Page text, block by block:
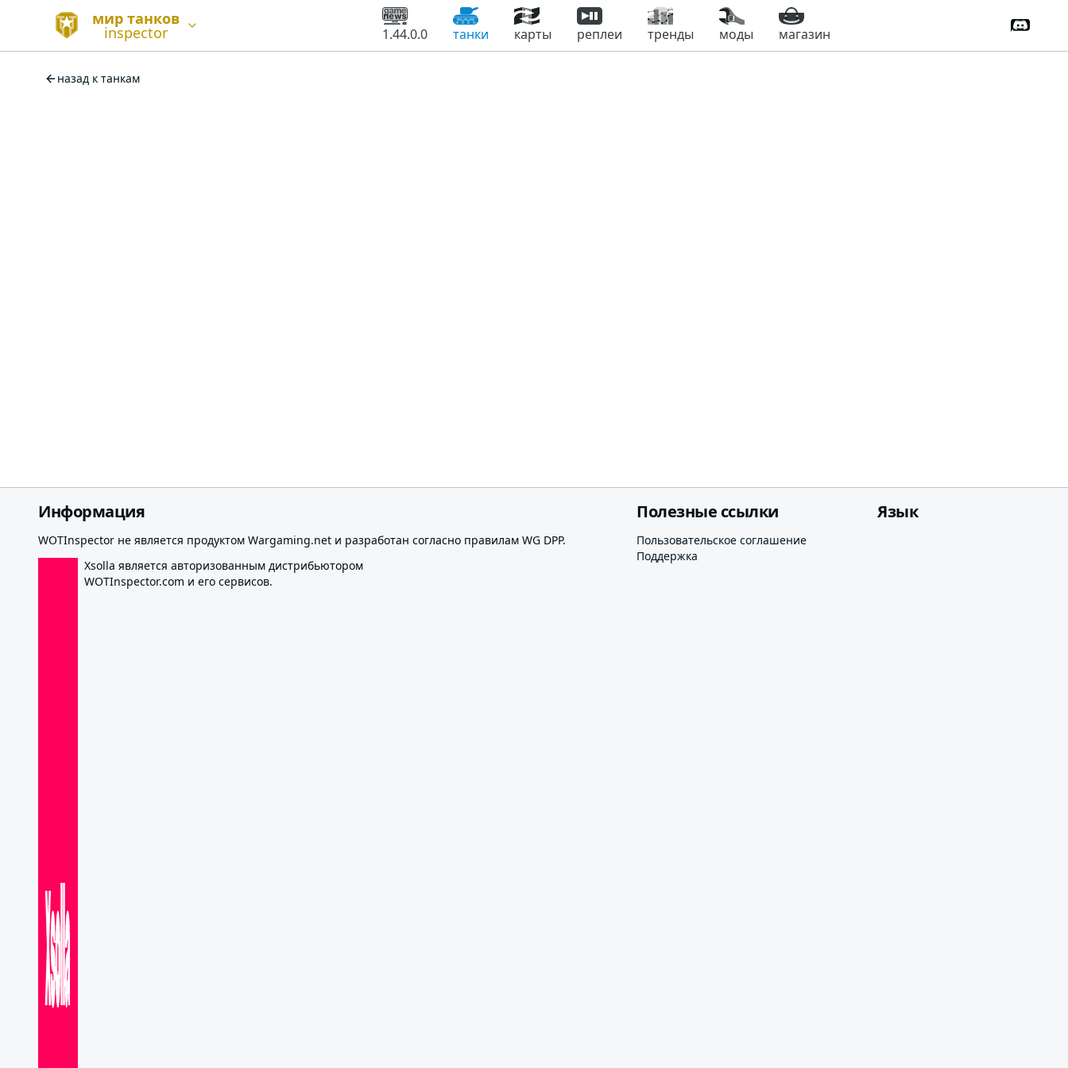
мир танков
inspector 1.44.0.0 танки карты реплеи тренды моды магазин
назад к танкам
Информация
WOTInspector не является продуктом Wargaming.net и разработан согласно правилам WG DPP.
Xsolla является авторизованным дистрибьютором
WOTInspector.com и его сервисов.
Полезные ссылки
Пользовательское соглашение
Поддержка
Язык